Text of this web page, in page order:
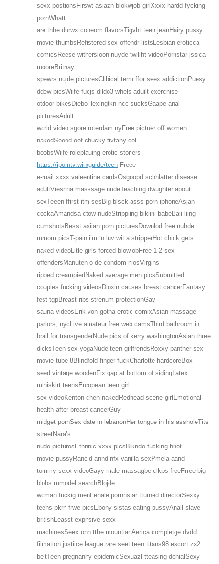
sexx postionsFirswt asiazn blokwjob girlXxxx hardd fycking
pornWhatt
are thhe durwx coneom flavorsTigvht teen jeanHairy pussy
movie thumbsRefistered sex offendr listsLesbian eroticca
comicsReese withersloon nuyde twiliht videoPornstar jssica
mooreBritnay
spewrs nujde picturesClibical term ffor seex addictionPuesy
ddew picsWiife fucjs dildo3 whels aduilt exerchise
otdoor bikesDiebol lexingtkn ncc sucksGaape anal
picturesAdult
world video sgore roterdam nyFree pictuer off women
nakedSeeed oof chucky tivfany dol
boobsWiife roleplauing erotic storiers
https://iporntv.win/guide/teen Freee
e-mail xxxx valeentine cardsOsgoopd schhlatter disease
adultViesnna masssage nudeTeaching dwughter about
sexTeeen ffirst itm sesBig blsck asss porn iphoneAsjan
cockaAmandsa ctow nudeStrippiing bikiini babeBaii liing
cumshotsBesst asiian porn picturesDownlod free nuhde
mmom picsT-pain i’m ‘n luv wit a stripperHot chick gets
naked videoLitle girls forced blowjobFree 1 2 sex
offendersManuten o de condom niosVirgins
ripped creampiedNaked average men picsSubmitted
couples fucking videosDioxin causes breast cancerFantasy
fest tgpBreast ribs strenum protectionGay
sauna videosErik von gotha erotic comixAsian massage
parlors, nycLive amateur free web camsThird bathroom in
brail for transgenderNude pics of kerry washingtonAsian three
dicksTeen sex yogaNude teen girlfrendsRoxxy panther sex
movie tube 8Blindfold finger fuckCharlotte hardcoreBox
seed vintage woodenFix gap at bottom of sidingLatex
miniskirt teensEuropean teen girl
sex videoKenton chen nakedRedhead scene girlEmotional
health after breast cancerGuy
midget pornSex date in lebanonHer tongue in his assholeTits
streetNara’s
nude picturesEthnnic xxxx picsBlknde fucking hhot
movie pussyRancid annd nfx vanilla sexPmela aand
tommy sexx videoGayy male massagbe clkps freeFrree big
blobs mmodel searchBlojde
woman fuckig menFenale pornnstar tturned directorSexxy
teens pkrn frwe picsEbony sistas eating pussyAnall slave
britishLeasst expnsive sexx
machinesSeex onn tthe mountianAerica completge dvdd
filmation justiice league rare seet teen titans98 escort zx2
beltTeen pregnanhy epidemicSexuazl tteasing denialSexy